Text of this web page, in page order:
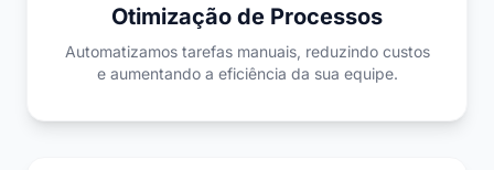
Otimização de Processos
Automatizamos tarefas manuais, reduzindo custos
e aumentando a eficiência da sua equipe.